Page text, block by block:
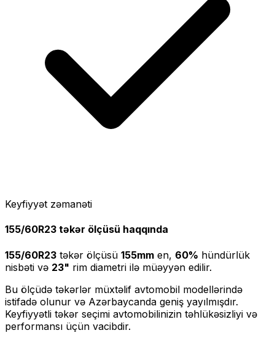
Keyfiyyət zəmanəti
155/60R23 təkər ölçüsü haqqında
155/60R23 təkər ölçüsü 155mm en, 60% hündürlük
nisbəti və 23" rim diametri ilə müəyyən edilir.
Bu ölçüdə təkərlər müxtəlif avtomobil modellərində
istifadə olunur və Azərbaycanda geniş yayılmışdır.
Keyfiyyətli təkər seçimi avtomobilinizin təhlükəsizliyi və
performansı üçün vacibdir.